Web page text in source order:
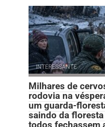
INTERESSANTE
Milhares de
rodovia na
um guarda-
saindo da